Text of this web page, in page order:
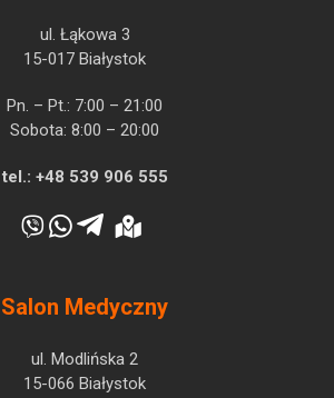
ul. Łąkowa 3
15-017 Białystok
Pn. – Pt.: 7:00 – 21:00
Sobota: 8:00 – 20:00
tel.: +48 539 906 555
Salon Medyczny
ul. Modlińska 2
15-066 Białystok